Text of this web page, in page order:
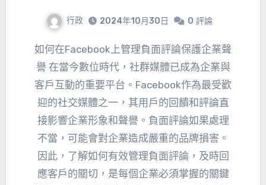
行政 2024年10月30日 0 評論
如何在Facebook上管理負面評論保護企業聲
譽 在當今數位時代，社群媒體已成為企業與
客戶互動的重要平台。Facebook作為最受歡
迎的社交媒體之一，其用戶的回饋和評論直
接影響企業形象和聲譽。負面評論如果處理
不當，可能會對企業造成嚴重的品牌損害。
因此，了解如何有效管理負面評論，及時回
應客戶的關切，是每個企業必須掌握的關鍵